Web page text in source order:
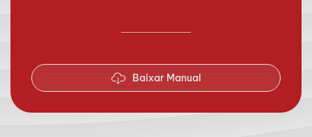
Baixar Manual